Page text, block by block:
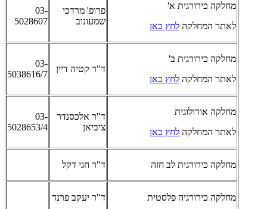
מחלקה כירורגית א'
לאתר המחלקה לחץ כאן
פרופ' מרדכי
שמעונוב
03-
5028607
מחלקה כירורגית ב'
לאתר המחלקה לחץ כאן
ד"ר קטיה דיין
03-
5038616/7
מחלקה אורולוגית
לאתר המחלקה לחץ כאן
ד"ר אלכסנדר
ציביאן
03-
5028653/4
מחלקה כירורגית לב חזה ד"ר חגי דקל
מחלקה כירורגיה פלסטית ד"ר יעקב פרנד